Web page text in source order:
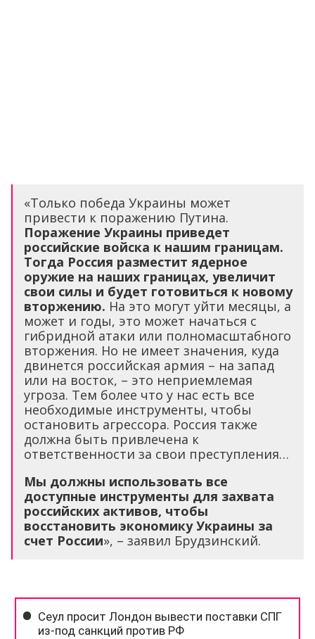
«Только победа Украины может
привести к поражению Путина.
Поражение Украины приведет
российские войска к нашим границам.
Тогда Россия разместит ядерное
оружие на наших границах, увеличит
свои силы и будет готовиться к новому
вторжению. На это могут уйти месяцы, а
может и годы, это может начаться с
гибридной атаки или полномасштабного
вторжения. Но не имеет значения, куда
двинется российская армия – на запад
или на восток, – это неприемлемая
угроза. Тем более что у нас есть все
необходимые инструменты, чтобы
остановить агрессора. Россия также
должна быть привлечена к
ответственности за свои преступления…
Мы должны использовать все
доступные инструменты для захвата
российских активов, чтобы
восстановить экономику Украины за
счет России», – заявил Брудзинский.